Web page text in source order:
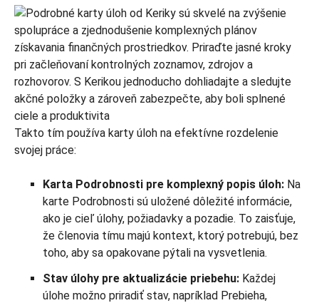
Takto tím používa karty úloh na efektívne rozdelenie
svojej práce:
Karta Podrobnosti pre komplexný popis úloh: Na
karte Podrobnosti sú uložené dôležité informácie,
ako je cieľ úlohy, požiadavky a pozadie. To zaisťuje,
že členovia tímu majú kontext, ktorý potrebujú, bez
toho, aby sa opakovane pýtali na vysvetlenia.
Stav úlohy pre aktualizácie priebehu: Každej
úlohe možno priradiť stav, napríklad Prebieha,